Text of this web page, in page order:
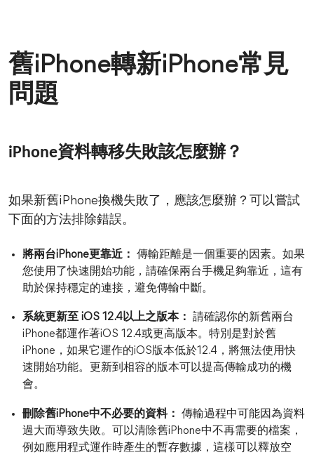
舊iPhone轉新iPhone常見
問題
iPhone資料轉移失敗該怎麼辦？
如果新舊iPhone換機失敗了，應該怎麼辦？可以嘗試
下面的方法排除錯誤。
將兩台iPhone更靠近：
傳輸距離是一個重要的因素。如果
您使用了快速開始功能，請確保兩台手機足夠靠近，這有
助於保持穩定的連接，避免傳輸中斷。
系統更新至 iOS 12.4以上之版本： 請確認你的新舊兩台
iPhone都運作著iOS 12.4或更高版本。特別是對於舊
iPhone，如果它運作的iOS版本低於12.4，將無法使用快
速開始功能。更新到相容的版本可以提高傳輸成功的機
會。
刪除舊iPhone中不必要的資料： 傳輸過程中可能因為資料
過大而導致失敗。可以清除舊iPhone中不再需要的檔案，
例如應用程式運作時產生的暫存數據，這樣可以釋放空